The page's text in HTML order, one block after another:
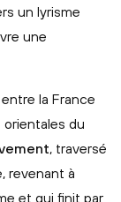
un lyrisme
une
la France
orientales du
, traversé
revenant à
et qui finit par